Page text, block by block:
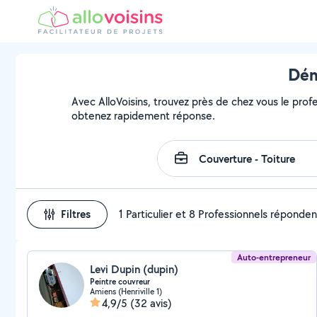
Avec AlloVoisins, trouvez près de chez vous le
obtenez rapidement réponse.
Filtres 1 Particulier et 8 Professionnels
Auto-entrepreneur
Levi Dupin (dupin)
Peintre couvreur
Amiens (Henriville 1)
4,9/5 (32 avis)